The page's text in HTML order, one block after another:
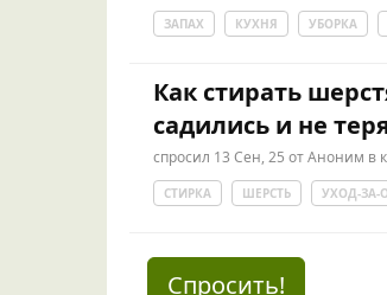
ЗАПАХ КУХНЯ УБОРКА
Как стирать
садились и не
спросил 13 Сен, 25 отАноним в
СТИРКА ШЕРСТЬ УХОД-
Спросить!